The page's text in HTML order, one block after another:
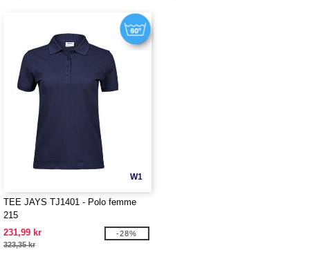
W1
TEE JAYS TJ1401 - Polo femme
215
231,99 kr
323,35 kr
-28%